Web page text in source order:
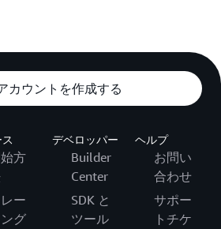
カウントを作成する
方
レー
グ
デベロッパー
Builder
Center
SDK と
ツール
ヘルプ
お問い
合わせ
サポー
トチケ